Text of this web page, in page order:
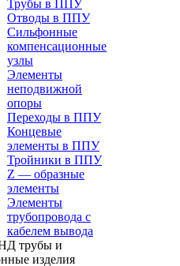
Трубы в ППУ
Отводы в ППУ
Сильфонные
компенсационные
узлы
Элементы
неподвижной
опоры
Переходы в ППУ
Концевые
элементы в ППУ
Тройники в ППУ
Z — образные
элементы
Элементы
трубопровода с
кабелем вывода